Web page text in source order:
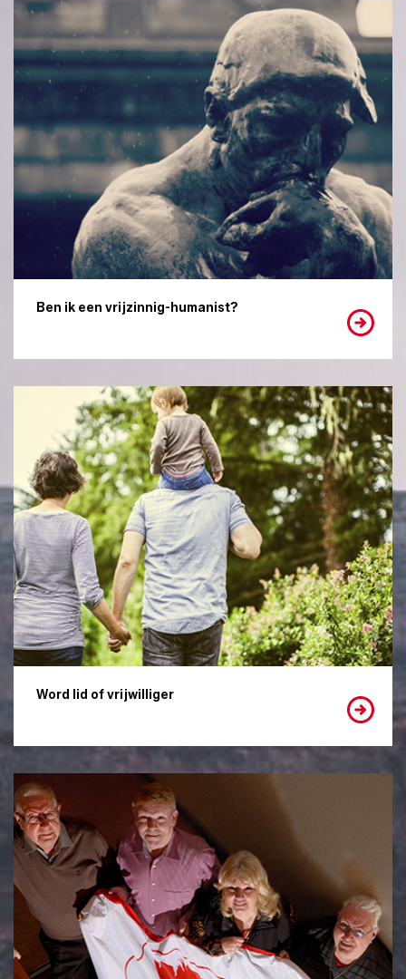
Ben ik een vrijzinnig-humanist?
Word lid of vrijwilliger